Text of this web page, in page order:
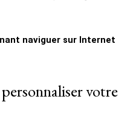
naviguer sur Internet
votre